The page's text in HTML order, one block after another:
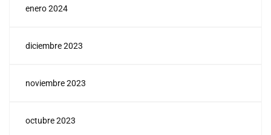
enero 2024
diciembre 2023
noviembre 2023
octubre 2023